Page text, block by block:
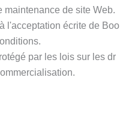
maintenance de site Web.
l'acceptation écrite de Boo
par les lois sur les dr